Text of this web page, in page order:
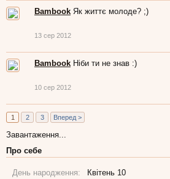
Bambook Як життє молоде? ;)
13 сер 2012
Bambook Ніби ти не знав :)
10 сер 2012
1 2 3 Вперед >
Завантаження...
Про себе
День народження:
Квітень 10